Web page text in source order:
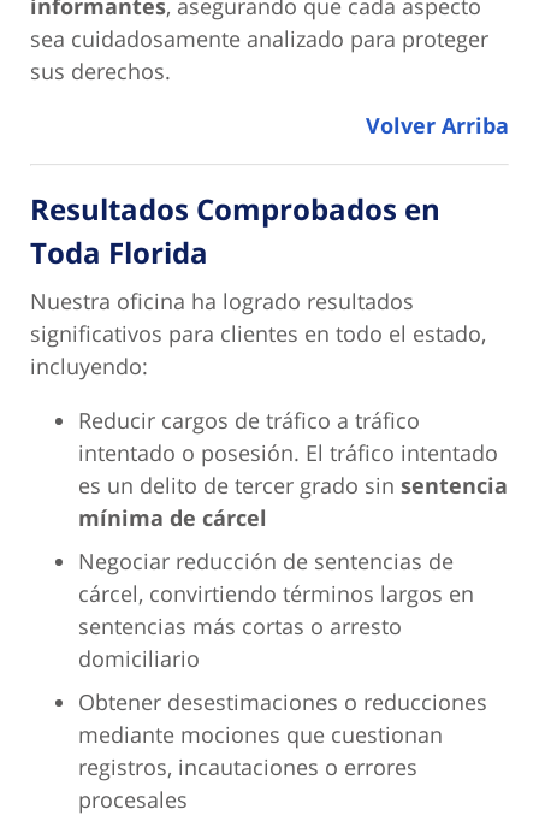
informantes, asegurando que cada aspecto
sea cuidadosamente analizado para proteger
sus derechos.
Volver Arriba
Resultados Comprobados en
Toda Florida
Nuestra oficina ha logrado resultados
significativos para clientes en todo el estado,
incluyendo:
Reducir cargos de tráfico a tráfico
intentado o posesión. El tráfico intentado
es un delito de tercer grado sin sentencia
mínima de cárcel
Negociar reducción de sentencias de
cárcel, convirtiendo términos largos en
sentencias más cortas o arresto
domiciliario
Obtener desestimaciones o reducciones
mediante mociones que cuestionan
registros, incautaciones o errores
procesales